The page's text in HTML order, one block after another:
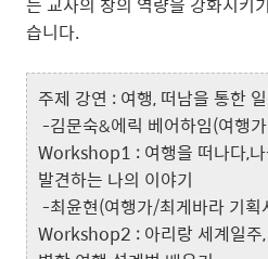
습니다.
주제 강연 : 여행, 떠남을 통한
-김문숙&에릭 베어하임(여행
Workshop1 : 여행을 떠나다,
발견하는 나의 이야기
-최윤현(여행가/최게바라 기획
Workshop2 : 아리랑 세계일주